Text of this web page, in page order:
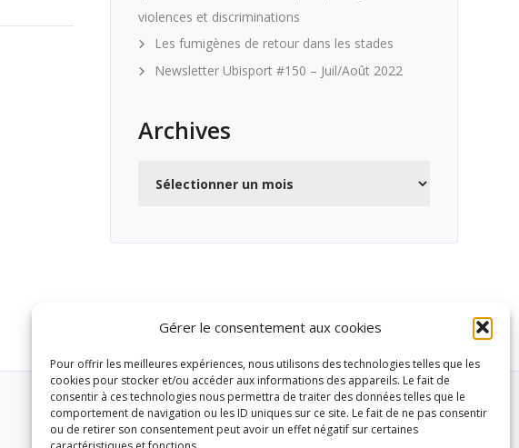
Gérer le consentement aux cookies
Pour offrir les meilleures expériences, nous utilisons des technologies telles que les
cookies pour stocker et/ou accéder aux informations des appareils. Le fait de
consentir à ces technologies nous permettra de traiter des données telles que le
comportement de navigation ou les ID uniques sur ce site. Le fait de ne pas consentir
ou de retirer son consentement peut avoir un effet négatif sur certaines
violences et discriminations
Les fumigènes de retour dans les stades
Newsletter Ubisport #150 – Juil/Août 2022
Archives